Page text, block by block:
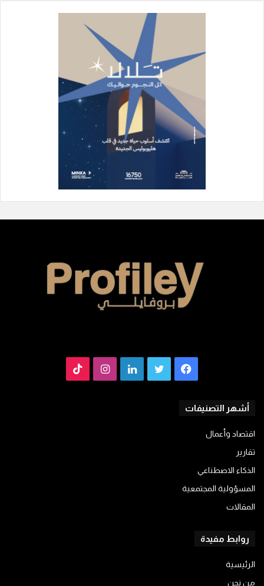
فيسبوكتويتر لينكدإن انستقرام
أشهر التصنيفات
اقتصاد وأعمال
تقارير
الذكاء الاصطناعي
المسؤولية المجتمعية
المقالات
روابط مفيدة
الرئيسية
من نحن